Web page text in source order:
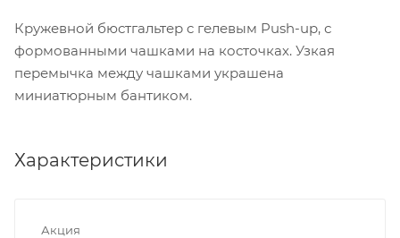
Кружевной бюстгальтер c гелевым Push-up, с
формованными чашками на косточках. Узкая
перемычка между чашками украшена
миниатюрным бантиком.
Характеристики
Акция